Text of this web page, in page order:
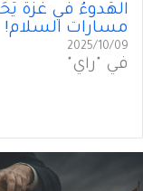
الهُدوءُ في غزّة
‏مسارات السلام!
2025/10/09
في "رأي"